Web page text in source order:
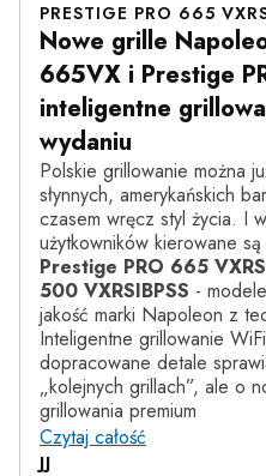
PRESTIGE PRO 665
Nowe grille
665VX i Prestige
inteligentne
wydaniu
Polskie grillowanie można
słynnych, amerykańskich
czasem wręcz styl życia. I
użytkowników kierowane są
Prestige PRO 665
500 VXRSIBPSS -
jakość marki Napoleon z
Inteligentne grillowanie
dopracowane detale
„kolejnych grillach”, ale o
grillowania premium
Czytaj całość
JJ